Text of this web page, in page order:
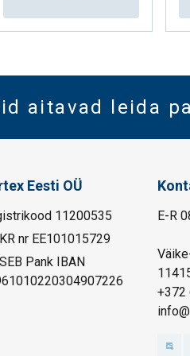
aitavad leida
Eesti OÜ
11200535
nr EE101015729
Pank IBAN
E-R
+372